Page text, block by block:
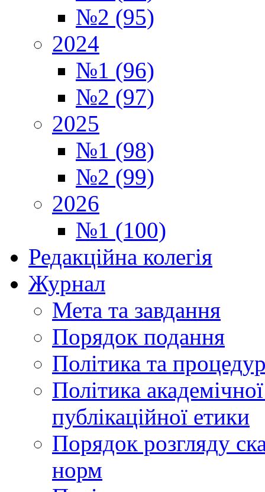
№2 (95)
2024
№1 (96)
№2 (97)
2025
№1 (98)
№2 (99)
2026
№1 (100)
Редакційна колегія
Журнал
Мета та завдання
Порядок подання
Політика та
Політика
публікаційної етики
Порядок розгляду
норм